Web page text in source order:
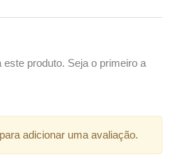
produto. Seja o primeiro a
adicionar uma avaliação.